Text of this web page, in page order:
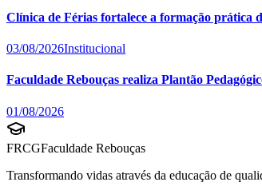
Clínica de Férias fortalece a formação prática
03/08/2026Institucional
Faculdade Rebouças realiza Plantão
01/08/2026
FRCGFaculdade Rebouças
Transformando vidas através da educação de